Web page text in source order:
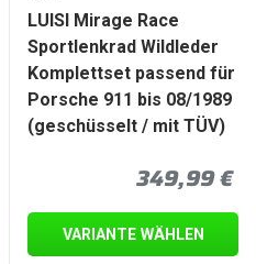
LUISI Mirage Race
Sportlenkrad Wildleder
Komplettset passend für
Porsche 911 bis 08/1989
(geschüsselt / mit TÜV)
Normaler
349,99 €
VARIANTE WÄHLEN